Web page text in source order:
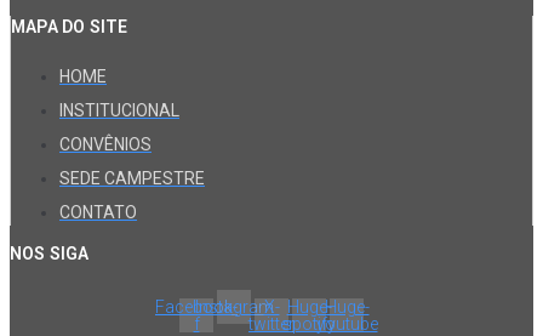
MAPA DO SITE
HOME
INSTITUCIONAL
CONVÊNIOS
SEDE CAMPESTRE
CONTATO
NOS SIGA
Facebook-
f
InstagramX-
twitter
Huge-
spotify
Huge-
youtube